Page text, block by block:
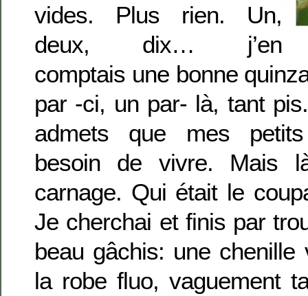
vides. Plus rien. Un,
deux, dix… j’en
comptais une bonne
par -ci, un par- là, tant
admets que mes
besoin de vivre. Mais
carnage. Qui était le
Je cherchai et finis par
beau gâchis: une
la robe fluo, vaguement